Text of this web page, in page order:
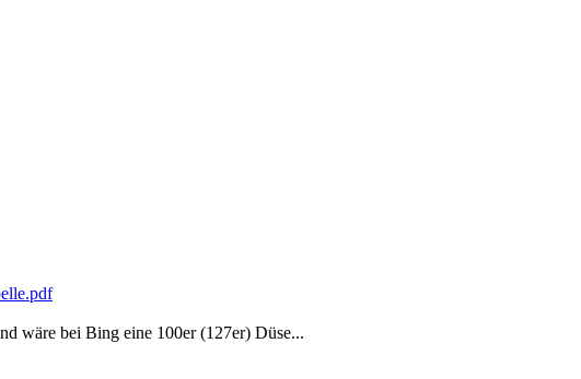
wäre bei Bing eine 100er (127er) Düse...